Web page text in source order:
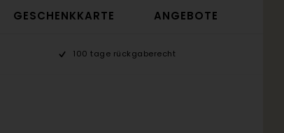
GESCHENKKARTE ANGEBOTE
100 tage rückgaberecht